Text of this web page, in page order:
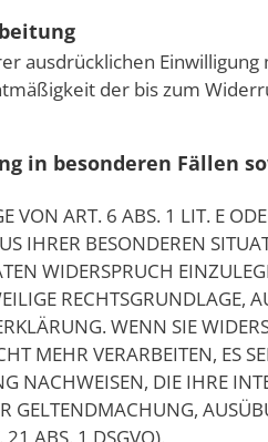
ausdrücklichen
der bis zum
in besonderen Fällen
ART. 6 ABS. 1 LIT. E
IHRER BESONDEREN
WIDERSPRUCH
RECHTSGRUNDLAGE,
WENN SIE
MEHR VERARBEITEN, ES
NACHWEISEN, DIE IHRE
GELTENDMACHUNG,
ABS. 1 DSGVO).